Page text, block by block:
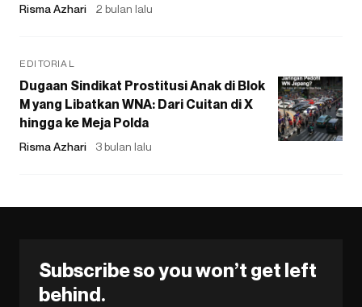
Risma Azhari 2 bulan lalu
EDITORIAL
Dugaan Sindikat Prostitusi Anak di Blok
M yang Libatkan WNA: Dari Cuitan di X
hingga ke Meja Polda
Risma Azhari 3 bulan lalu
Subscribe so you won’t get left
behind.